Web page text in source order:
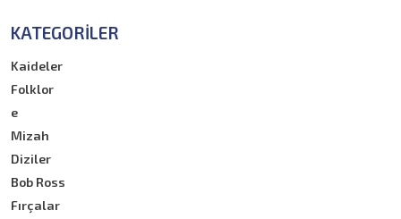
KATEGORILER
Kaideler
Folklor
e
Mizah
Diziler
Bob Ross
Fırçalar